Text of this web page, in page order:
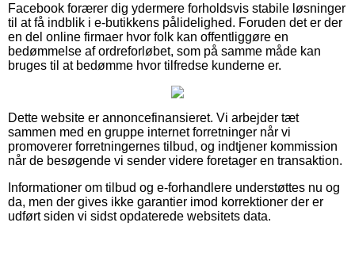
Facebook forærer dig ydermere forholdsvis stabile løsninger
til at få indblik i e-butikkens pålidelighed. Foruden det er der
en del online firmaer hvor folk kan offentliggøre en
bedømmelse af ordreforløbet, som på samme måde kan
bruges til at bedømme hvor tilfredse kunderne er.
Dette website er annoncefinansieret. Vi arbejder tæt
sammen med en gruppe internet forretninger når vi
promoverer forretningernes tilbud, og indtjener kommission
når de besøgende vi sender videre foretager en transaktion.
Informationer om tilbud og e-forhandlere understøttes nu og
da, men der gives ikke garantier imod korrektioner der er
udført siden vi sidst opdaterede websitets data.